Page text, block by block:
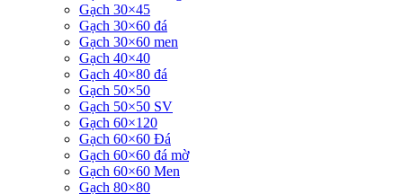
Gạch 30×45
Gạch 30×60 đá
Gạch 30×60 men
Gạch 40×40
Gạch 40×80 đá
Gạch 50×50
Gạch 50×50 SV
Gạch 60×120
Gạch 60×60 Đá
Gạch 60×60 đá mờ
Gạch 60×60 Men
Gạch 80×80